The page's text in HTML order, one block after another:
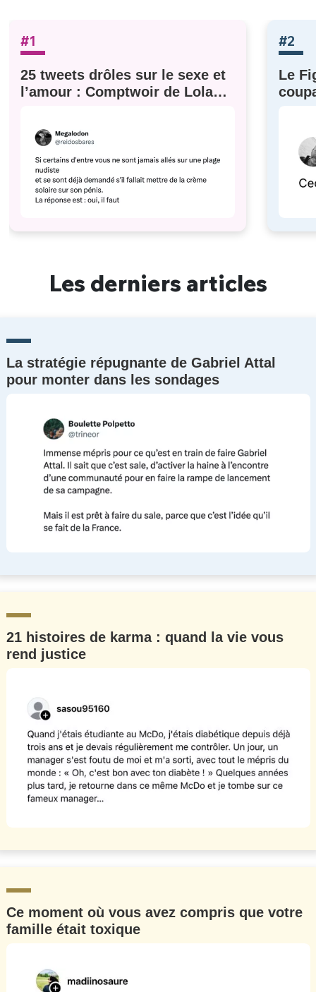
#1
25 tweets drôles sur le sexe et
l’amour : Comptwoir de Lola
#2
Le
Les derniers articles
La stratégie répugnante de Gabriel Attal
pour monter dans les sondages
21 histoires de karma : quand la vie vous
rend justice
Ce moment où vous avez compris que votre
famille était toxique